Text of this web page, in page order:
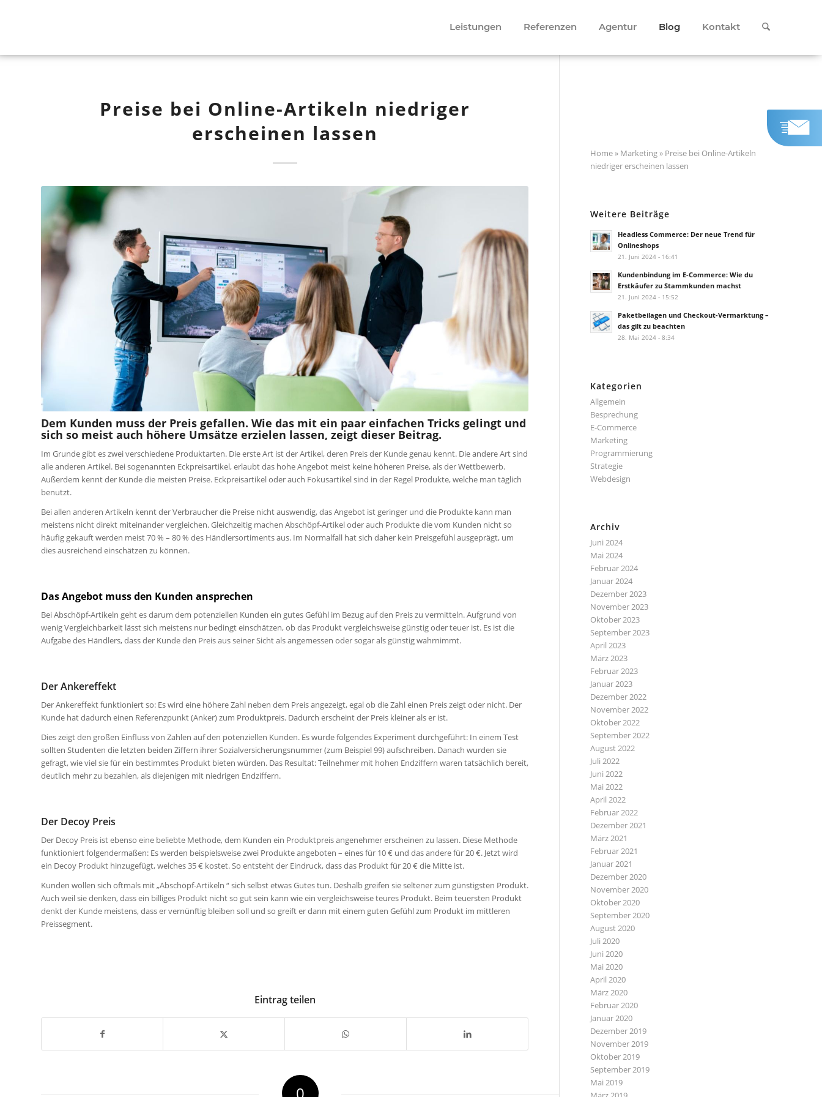
Leistungen Referenzen Agentur Blog Kontakt
Preise bei Online-Artikeln niedriger
erscheinen lassen
Dem Kunden muss der Preis gefallen. Wie das mit ein paar einfachen Tricks gelingt und
sich so meist auch höhere Umsätze erzielen lassen, zeigt dieser Beitrag.
Im Grunde gibt es zwei verschiedene Produktarten. Die erste Art ist der Artikel, deren Preis der Kunde genau kennt. Die andere Art sind
alle anderen Artikel. Bei sogenannten Eckpreisartikel, erlaubt das hohe Angebot meist keine höheren Preise, als der Wettbewerb.
Außerdem kennt der Kunde die meisten Preise. Eckpreisartikel oder auch Fokusartikel sind in der Regel Produkte, welche man täglich
benutzt.
Bei allen anderen Artikeln kennt der Verbraucher die Preise nicht auswendig, das Angebot ist geringer und die Produkte kann man
meistens nicht direkt miteinander vergleichen. Gleichzeitig machen Abschöpf-Artikel oder auch Produkte die vom Kunden nicht so
häufig gekauft werden meist 70 % – 80 % des Händlersortiments aus. Im Normalfall hat sich daher kein Preisgefühl ausgeprägt, um
dies ausreichend einschätzen zu können.
Das Angebot muss den Kunden ansprechen
Bei Abschöpf-Artikeln geht es darum dem potenziellen Kunden ein gutes Gefühl im Bezug auf den Preis zu vermitteln. Aufgrund von
wenig Vergleichbarkeit lässt sich meistens nur bedingt einschätzen, ob das Produkt vergleichsweise günstig oder teuer ist. Es ist die
Aufgabe des Händlers, dass der Kunde den Preis aus seiner Sicht als angemessen oder sogar als günstig wahrnimmt.
Der Ankereffekt
Der Ankereffekt funktioniert so: Es wird eine höhere Zahl neben dem Preis angezeigt, egal ob die Zahl einen Preis zeigt oder nicht. Der
Kunde hat dadurch einen Referenzpunkt (Anker) zum Produktpreis. Dadurch erscheint der Preis kleiner als er ist.
Dies zeigt den großen Einfluss von Zahlen auf den potenziellen Kunden. Es wurde folgendes Experiment durchgeführt: In einem Test
sollten Studenten die letzten beiden Ziffern ihrer Sozialversicherungsnummer (zum Beispiel 99) aufschreiben. Danach wurden sie
gefragt, wie viel sie für ein bestimmtes Produkt bieten würden. Das Resultat: Teilnehmer mit hohen Endziffern waren tatsächlich bereit,
deutlich mehr zu bezahlen, als diejenigen mit niedrigen Endziffern.
Der Decoy Preis
Der Decoy Preis ist ebenso eine beliebte Methode, dem Kunden ein Produktpreis angenehmer erscheinen zu lassen. Diese Methode
funktioniert folgendermaßen: Es werden beispielsweise zwei Produkte angeboten – eines für 10 € und das andere für 20 €. Jetzt wird
ein Decoy Produkt hinzugefügt, welches 35 € kostet. So entsteht der Eindruck, dass das Produkt für 20 € die Mitte ist.
Kunden wollen sich oftmals mit „Abschöpf-Artikeln “ sich selbst etwas Gutes tun. Deshalb greifen sie seltener zum günstigsten Produkt.
Auch weil sie denken, dass ein billiges Produkt nicht so gut sein kann wie ein vergleichsweise teures Produkt. Beim teuersten Produkt
denkt der Kunde meistens, dass er vernünftig bleiben soll und so greift er dann mit einem guten Gefühl zum Produkt im mittleren
Preissegment.
Eintrag teilen
Home » Marketing » Preise bei Online-Artikeln
niedriger erscheinen lassen
Weitere Beiträge
Headless Commerce: Der neue Trend für
Onlineshops
21. Juni 2024 - 16:41
Kundenbindung im E-Commerce: Wie du
Erstkäufer zu Stammkunden machst
21. Juni 2024 - 15:52
Paketbeilagen und Checkout-Vermarktung –
das gilt zu beachten
28. Mai 2024 - 8:34
Kategorien
Allgemein
Besprechung
E-Commerce
Marketing
Programmierung
Strategie
Webdesign
Archiv
Juni 2024
Mai 2024
Februar 2024
Januar 2024
Dezember 2023
November 2023
Oktober 2023
September 2023
April 2023
März 2023
Februar 2023
Januar 2023
Dezember 2022
November 2022
Oktober 2022
September 2022
August 2022
Juli 2022
Juni 2022
Mai 2022
April 2022
Februar 2022
Dezember 2021
März 2021
Februar 2021
Januar 2021
Dezember 2020
November 2020
Oktober 2020
September 2020
August 2020
Juli 2020
Juni 2020
Mai 2020
April 2020
März 2020
Februar 2020
Januar 2020
Dezember 2019
November 2019
Oktober 2019
September 2019
Mai 2019